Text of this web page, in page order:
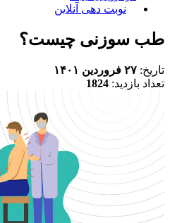
نوبت دهی آنلاین
طب سوزنی چیست؟
تاریخ: ۲۷ فروردین ۱۴۰۱
تعداد بازدید: 1824